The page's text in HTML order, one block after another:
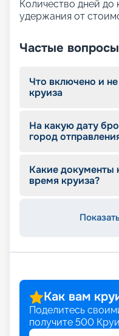
приглашаем
помощью сервиса
выбора на этой
значимая
тур по более
сайте и планируйте
Количество дней до
удержания от
Частые вопросы
Что включено и
круиза
На какую дату
город
Какие документы
время круиза?
Как вам
Поделитесь
получите 500